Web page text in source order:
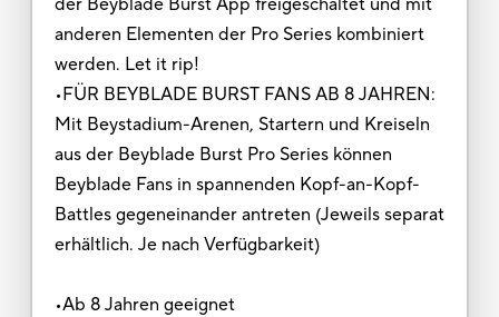
anderen Elementen der Pro Series kombiniert
werden. Let it rip!
•FÜR BEYBLADE BURST FANS AB 8 JAHREN:
Mit Beystadium-Arenen, Startern und Kreiseln
aus der Beyblade Burst Pro Series können
Beyblade Fans in spannenden Kopf-an-Kopf-
Battles gegeneinander antreten (Jeweils separat
erhältlich. Je nach Verfügbarkeit)
•Ab 8 Jahren geeignet